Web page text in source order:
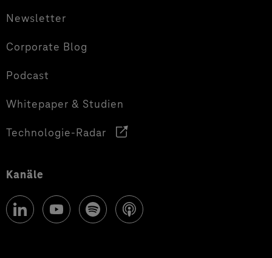
Newsletter
Corporate Blog
Podcast
Whitepaper & Studien
Technologie-Radar
Kanäle